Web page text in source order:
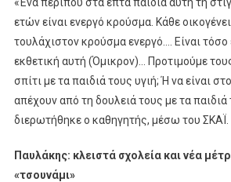
ετών είναι ενεργό κρούσμα. Κάθε
τουλάχιστον κρούσμα ενεργό…. Είναι τόσο
εκθετική αυτή (Όμικρον)… Προτιμούμε
σπίτι με τα παιδιά τους υγιή; Ή να είναι
απέχουν από τη δουλειά τους με τα
διερωτήθηκε ο καθηγητής, μέσω του ΣΚΑΪ.
Παυλάκης: κλειστά σχολεία και νέα
«τσουνάμι»